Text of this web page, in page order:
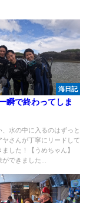
海日記
瞬で終わってしま
、水の中に入るのはずっと
ヤさんが丁寧にリードして
ました！【うめちゃん】
できました...